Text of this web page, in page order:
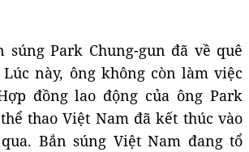
súng Park Chung-gun đã về quê
này, ông không còn làm việc
đồng lao động của ông Park
thao Việt Nam đã kết thúc vào
Bắn súng Việt Nam đang tổ